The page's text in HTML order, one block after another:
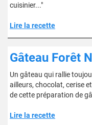
cuisinier..."
Lire la recette
Gâteau Forêt
Un gâteau qui rallie
ailleurs, chocolat, cerise
de cette préparation de
Lire la recette